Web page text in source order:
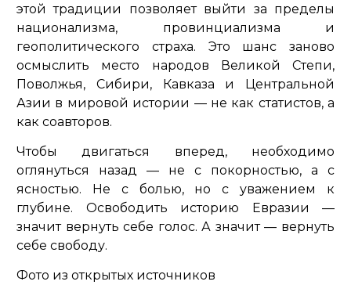
этой традиции позволяет выйти за пределы
национализма, провинциализма и
геополитического страха. Это шанс заново
осмыслить место народов Великой Степи,
Поволжья, Сибири, Кавказа и Центральной
Азии в мировой истории — не как статистов, а
как соавторов.
Чтобы двигаться вперед, необходимо
оглянуться назад — не с покорностью, а с
ясностью. Не с болью, но с уважением к
глубине. Освободить историю Евразии —
значит вернуть себе голос. А значит — вернуть
себе свободу.
Фото из открытых источников